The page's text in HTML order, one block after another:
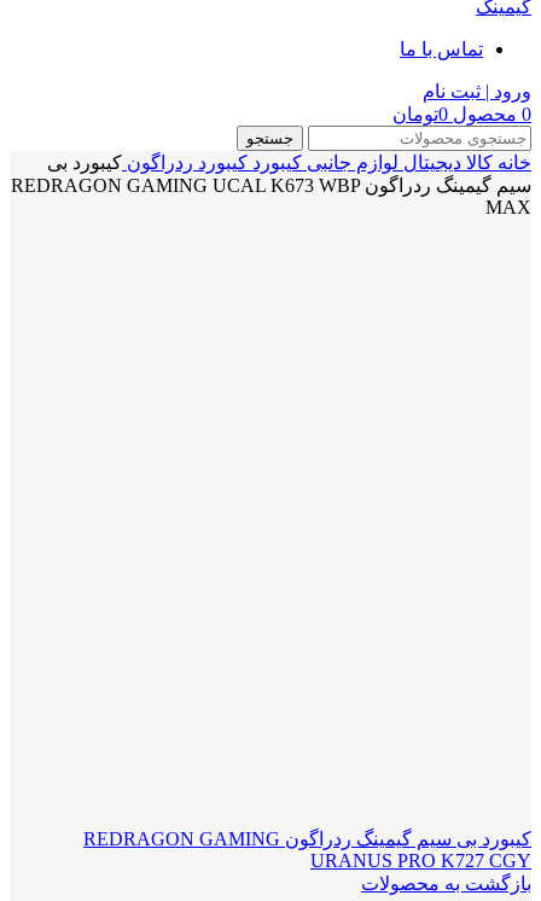
گیمینگ
تماس با ما
ورود | ثبت نام
0 محصول 0تومان
جستجو
خانه کالا دیجیتال لوازم جانبی کیبورد کیبورد ردراگون کیبورد بی
سیم گیمینگ ردراگون REDRAGON GAMING UCAL K673 WBP
MAX
کیبورد بی سیم گیمینگ ردراگون REDRAGON GAMING
URANUS PRO K727 CGY
بازگشت به محصولات